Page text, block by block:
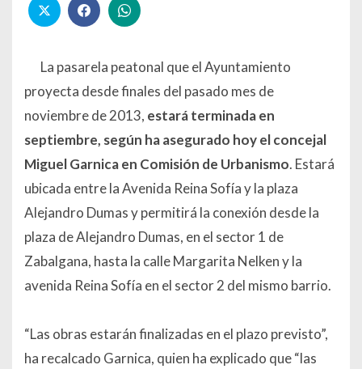
La pasarela peatonal que el Ayuntamiento
proyecta desde finales del pasado mes de
noviembre de 2013, estará terminada en
septiembre, según ha asegurado hoy el concejal
Miguel Garnica en Comisión de Urbanismo. Estará
ubicada entre la Avenida Reina Sofía y la plaza
Alejandro Dumas y permitirá la conexión desde la
plaza de Alejandro Dumas, en el sector 1 de
Zabalgana, hasta la calle Margarita Nelken y la
avenida Reina Sofía en el sector 2 del mismo barrio.
“Las obras estarán finalizadas en el plazo previsto”,
ha recalcado Garnica, quien ha explicado que “las